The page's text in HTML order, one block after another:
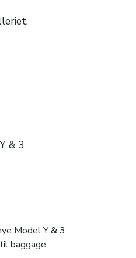
& 3
Model Y & 3
baggage